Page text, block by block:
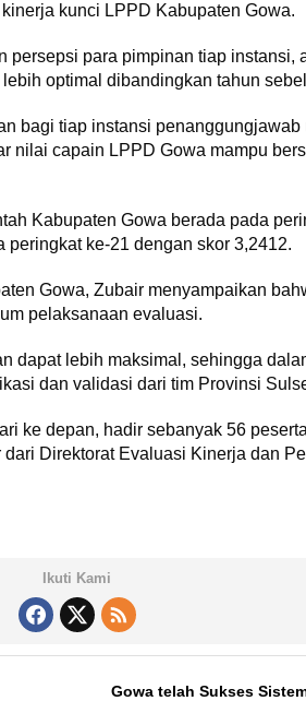
kunci LPPD Kabupaten Gowa.
persepsi para pimpinan tiap
optimal dibandingkan tahun
bagi tiap instansi
nilai capain LPPD Gowa mampu
Kabupaten Gowa berada pada
ke-21 dengan skor 3,2412.
Gowa, Zubair menyampaikan
pelaksanaan evaluasi.
dapat lebih maksimal, sehingga
dan validasi dari tim Provinsi
ke depan, hadir sebanyak 56
Direktorat Evaluasi Kinerja dan
Ikuti Kami
Gowa telah Sukses